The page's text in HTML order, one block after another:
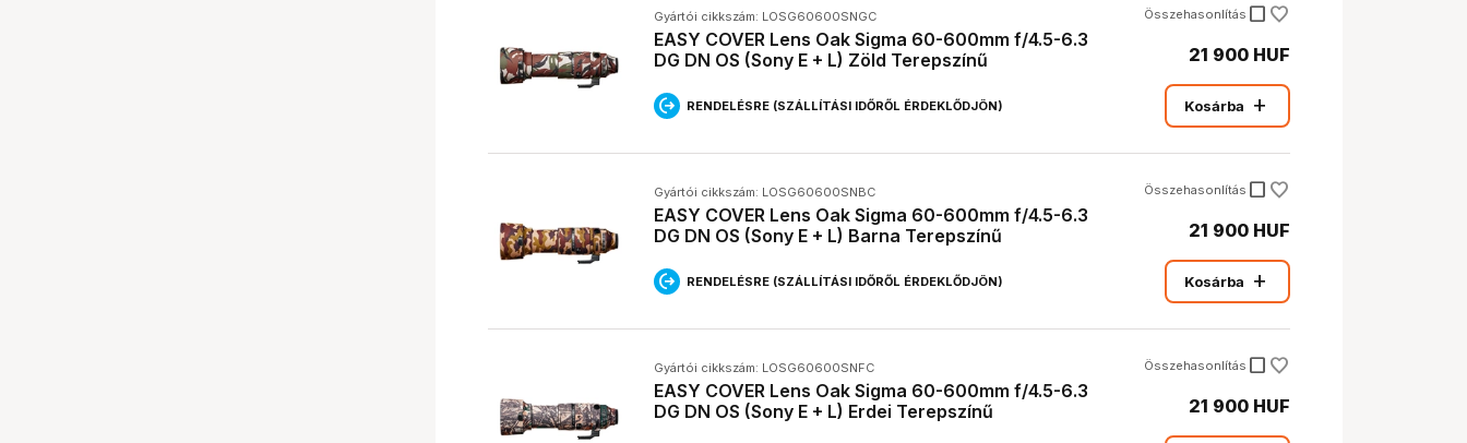
Gyártói cikkszám: LOSG60600SNGC
EASY COVER Lens Oak Sigma 60-600mm f/4.5-6.3
DG DN OS (Sony E + L) Zöld Terepszínű
RENDELÉSRE (SZÁLLÍTÁSI IDŐRŐL ÉRDEKLŐDJÖN)
Összehasonlítás check_box_outline_blank
21 900 HUF
Kosárba add
Gyártói cikkszám: LOSG60600SNBC
EASY COVER Lens Oak Sigma 60-600mm f/4.5-6.3
DG DN OS (Sony E + L) Barna Terepszínű
RENDELÉSRE (SZÁLLÍTÁSI IDŐRŐL ÉRDEKLŐDJÖN)
Összehasonlítás check_box_outline_blank
21 900 HUF
Kosárba add
Gyártói cikkszám: LOSG60600SNFC
EASY COVER Lens Oak Sigma 60-600mm f/4.5-6.3
DG DN OS (Sony E + L) Erdei Terepszínű
Összehasonlítás check_box_outline_blank
21 900 HUF